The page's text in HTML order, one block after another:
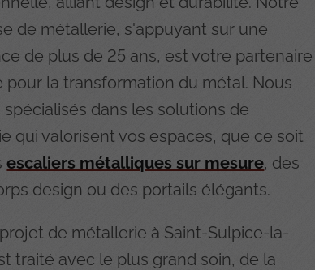
de métallerie, s'appuyant sur une
de plus de 25 ans, est votre partenaire
pour la transformation du métal. Nous
spécialisés dans les solutions de
qui valorisent vos espaces, que ce soit
escaliers métalliques sur mesure, des
design ou des portails élégants.
de métallerie à Saint-Sulpice-la-
traité avec le plus grand soin, de la